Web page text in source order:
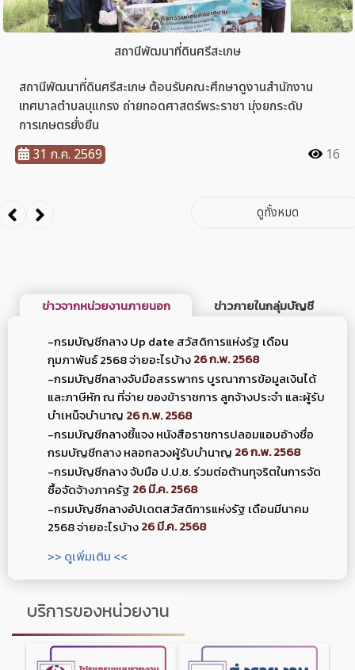
ข่าวจากหน่วยงานภายนอก
ข่าวภายในกลุ่มบัญชี
-กรมบัญชีกลาง Up date สวัสดิการแห่งรัฐ เดือน
กุมภาพันธ์ 2568 จ่ายอะไรบ้าง26 ก.พ. 2568
-กรมบัญชีกลางจับมือสรรพากร บูรณาการข้อมูลเงินได้
และภาษีหัก ณ ที่จ่าย ของข้าราชการ ลูกจ้างประจำ และผู้รับ
บำเหน็จบำนาญ 26 ก.พ. 2568
-กรมบัญชีกลางชี้แจง หนังสือราชการปลอมแอบอ้างชื่อ
กรมบัญชีกลาง หลอกลวงผู้รับบำนาญ 26 ก.พ. 2568
-กรมบัญชีกลาง จับมือ ป.ป.ช. ร่วมต่อต้านทุจริตในการจัด
ซื้อจัดจ้างภาครัฐ 26 มี.ค. 2568
-กรมบัญชีกลางอัปเดตสวัสดิการแห่งรัฐ เดือนมีนาคม
2568 จ่ายอะไรบ้าง26 มี.ค. 2568
>> ดูเพิ่มเติม <<
บริการของหน่วยงาน